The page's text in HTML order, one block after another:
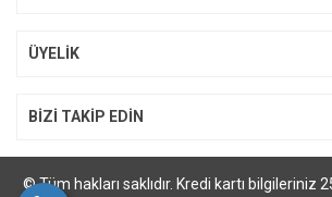
ÜYELİK
BİZİ TAKİP EDİN
© Tüm hakları saklıdır. Kredi kartı bilgileriniz